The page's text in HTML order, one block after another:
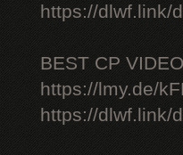
https://dlwf.link/
BEST CP
https://lmy.de/
https://dlwf.link/